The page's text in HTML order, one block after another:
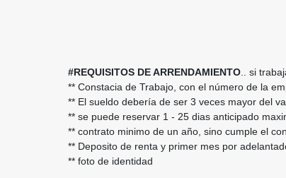
#REQUISITOS DE ARRENDAMIENTO .. si
** Constacia de Trabajo, con el número de la
** El sueldo debería de ser 3 veces mayor del
** se puede reservar 1 - 25 dias anticipado
** contrato minimo de un año, sino cumple el
** Deposito de renta y primer mes por
** foto de identidad